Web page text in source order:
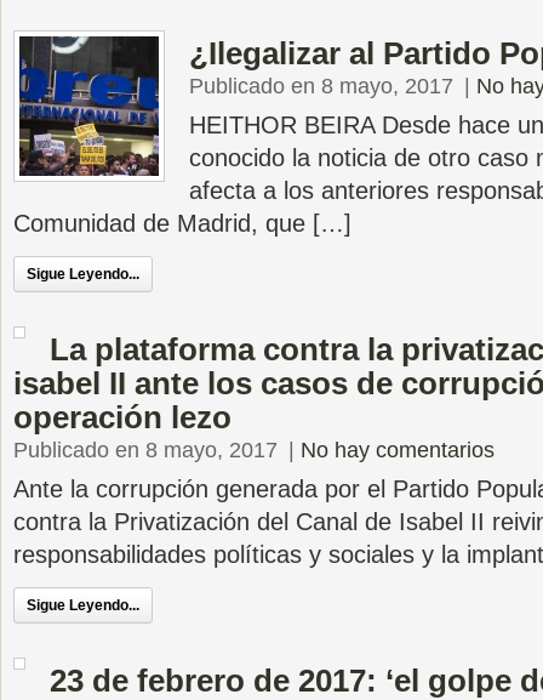
¿Ilegalizar al Partido
Publicado en 8 mayo, 2017 No
HEITHOR BEIRA Desde hace
conocido la noticia de otro caso
afecta a los anteriores
Comunidad de Madrid, que […]
Sigue Leyendo...
La plataforma contra la
isabel II ante los casos de
operación lezo
Publicado en 8 mayo, 2017 No hay comentarios
Ante la corrupción generada por el Partido
contra la Privatización del Canal de Isabel II
responsabilidades políticas y sociales y la
Sigue Leyendo...
23 de febrero de 2017: ‘el golpe